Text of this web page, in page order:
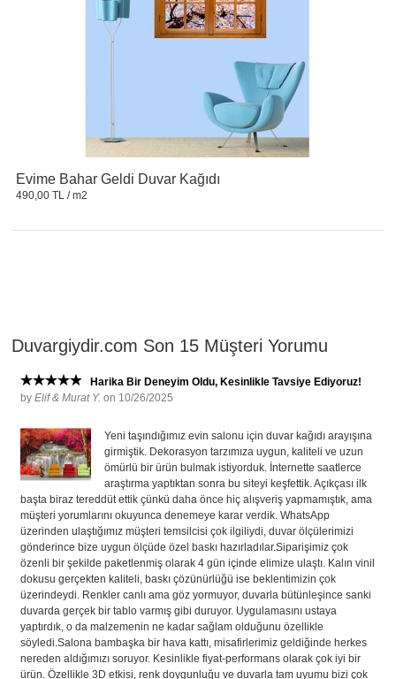
Evime Bahar Geldi Duvar Kağıdı
490,00 TL / m2
Duvargiydir.com Son 15 Müşteri Yorumu
Harika Bir Deneyim Oldu, Kesinlikle Tavsiye Ediyoruz!
byElif & Murat Y. on 10/26/2025
Yeni taşındığımız evin salonu için duvar kağıdı arayışına
girmiştik. Dekorasyon tarzımıza uygun, kaliteli ve uzun
ömürlü bir ürün bulmak istiyorduk. İnternette saatlerce
araştırma yaptıktan sonra bu siteyi keşfettik. Açıkçası ilk
başta biraz tereddüt ettik çünkü daha önce hiç alışveriş yapmamıştık, ama
müşteri yorumlarını okuyunca denemeye karar verdik. WhatsApp
üzerinden ulaştığımız müşteri temsilcisi çok ilgiliydi, duvar ölçülerimizi
gönderince bize uygun ölçüde özel baskı hazırladılar.Siparişimiz çok
özenli bir şekilde paketlenmiş olarak 4 gün içinde elimize ulaştı. Kalın vinil
dokusu gerçekten kaliteli, baskı çözünürlüğü ise beklentimizin çok
üzerindeydi. Renkler canlı ama göz yormuyor, duvarla bütünleşince sanki
duvarda gerçek bir tablo varmış gibi duruyor. Uygulamasını ustaya
yaptırdık, o da malzemenin ne kadar sağlam olduğunu özellikle
söyledi.Salona bambaşka bir hava kattı, misafirlerimiz geldiğinde herkes
nereden aldığımızı soruyor. Kesinlikle fiyat-performans olarak çok iyi bir
ürün. Özellikle 3D etkisi, renk doygunluğu ve duvarla tam uyumu bizi çok